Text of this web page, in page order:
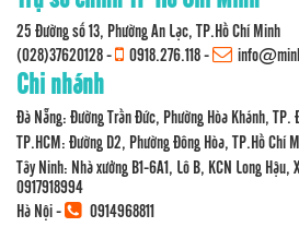
25 Đường số 13, Phường An Lạc, TP.Hồ Chí Minh
(028)37620128- 0918.276.118-
Chi nhánh
Đà Nẵng: Đường Trần Đức, Phường Hòa Khánh, TP.
TP.HCM: Đường D2, Phường Đông Hòa, TP.Hồ Chí
Tây Ninh: Nhà xưởng B1-6A1, Lô B, KCN Long Hậu,
0917918994
Hà Nội -
0914968811